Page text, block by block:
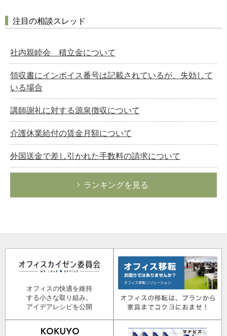
注目の相談スレッド
社内親睦会 積立金について
領収書にインボイス番号は記載されているが、失効して
いる場合
講師謝礼に対する源泉徴収について
介護休業給付の賃金月額について
外国送金で差し引かれた手数料の請求について
ランキングを見る
オフィスの快適を維持
する小さな取り組み。
アイデアレシピを公開